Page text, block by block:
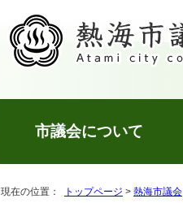
市議会について
現在の位置： トップページ > 熱海市議会